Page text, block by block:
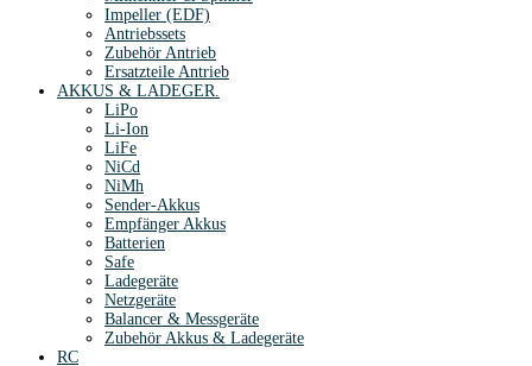
Impeller (EDF)
Antriebssets
Zubehör Antrieb
Ersatzteile Antrieb
AKKUS & LADEGER.
LiPo
Li-Ion
LiFe
NiCd
NiMh
Sender-Akkus
Empfänger Akkus
Batterien
Safe
Ladegeräte
Netzgeräte
Balancer & Messgeräte
Zubehör Akkus & Ladegeräte
RC